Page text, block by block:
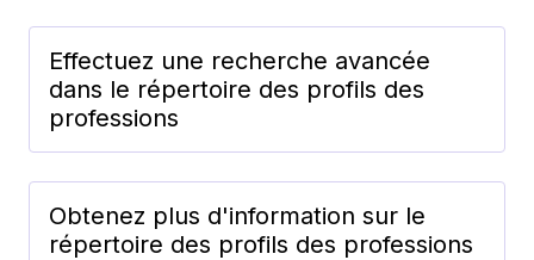
Effectuez une recherche avancée
dans le répertoire des profils des
professions
Obtenez plus d'information sur le
répertoire des profils des professions